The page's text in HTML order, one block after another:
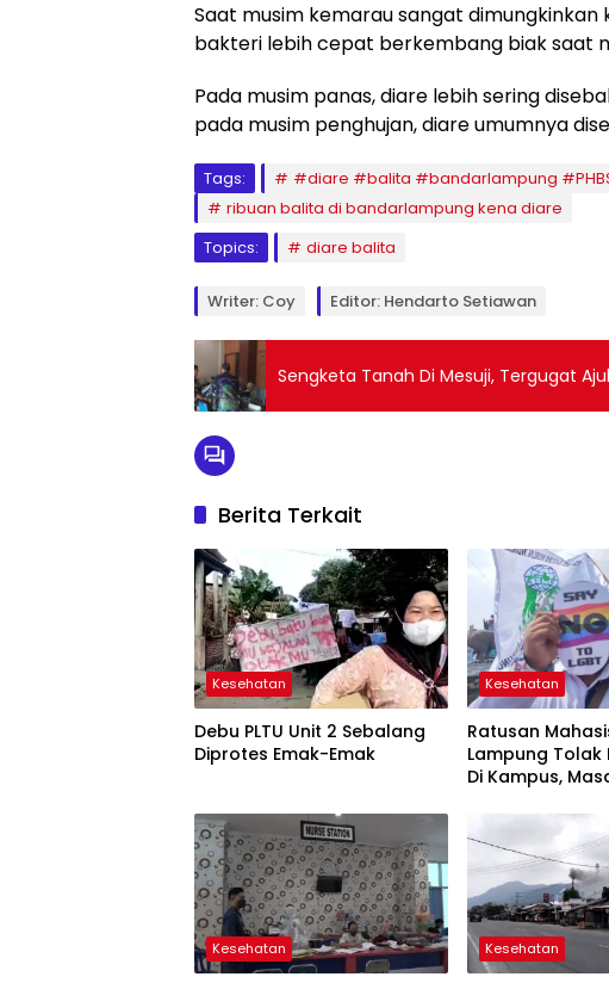
Saat musim kemarau sangat
bakteri lebih cepat berkembang biak saat
Pada musim panas, diare lebih sering
pada musim penghujan, diare umumnya
Tags: #diare #balita #bandarlampung
ribuan balita di bandarlampung kena diare
Topics:
diare balita
Writer: Coy Editor: Hendarto Setiawan
Sengketa Tanah Di Mesuji, Tergugat
Berita Terkait
Kesehatan
Debu PLTU Unit 2 Sebalang
Diprotes Emak-Emak
Kesehatan
Ratusan
Lampung Tolak
Di Kampus,
Kesehatan Kesehatan